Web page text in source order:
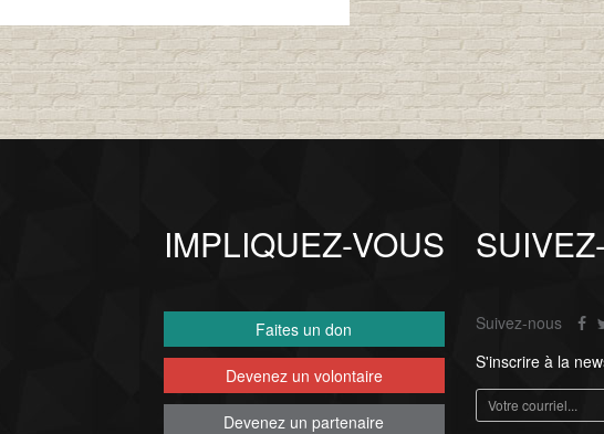
IMPLIQUEZ-VOUS
Faites un don
Devenez un volontaire
Devenez un partenaire
Suivez-nous
S'inscrire à la